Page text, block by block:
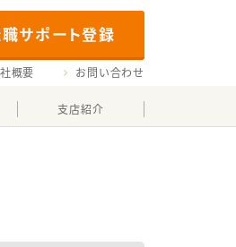
職サポート登録
概要 お問い合わせ
支店紹介